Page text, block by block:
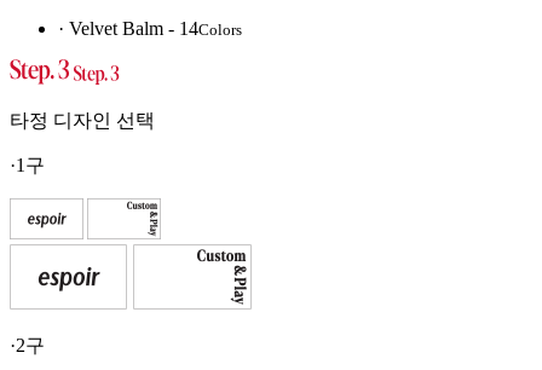
· Velvet Balm - 14Colors
타정 디자인 선택
·1구
·2구